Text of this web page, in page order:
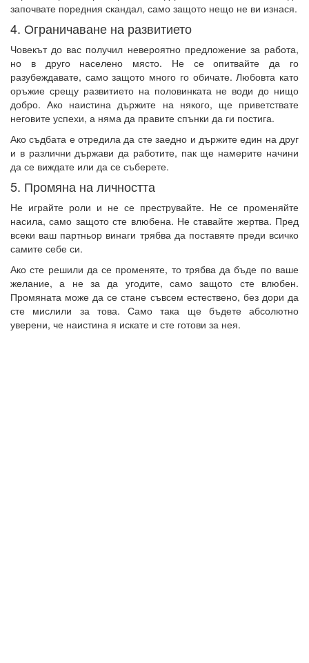
започвате поредния скандал, само защото нещо не ви изнася.
4. Ограничаване на развитието
Човекът до вас получил невероятно предложение за работа,
но в друго населено място. Не се опитвайте да го
разубеждавате, само защото много го обичате. Любовта като
оръжие срещу развитието на половинката не води до нищо
добро. Ако наистина държите на някого, ще приветствате
неговите успехи, а няма да правите спънки да ги постига.
Ако съдбата е отредила да сте заедно и държите един на друг
и в различни държави да работите, пак ще намерите начини
да се виждате или да се съберете.
5. Промяна на личността
Не играйте роли и не се преструвайте. Не се променяйте
насила, само защото сте влюбена. Не ставайте жертва. Пред
всеки ваш партньор винаги трябва да поставяте преди всичко
самите себе си.
Ако сте решили да се променяте, то трябва да бъде по ваше
желание, а не за да угодите, само защото сте влюбен.
Промяната може да се стане съвсем естествено, без дори да
сте мислили за това. Само така ще бъдете абсолютно
уверени, че наистина я искате и сте готови за нея.